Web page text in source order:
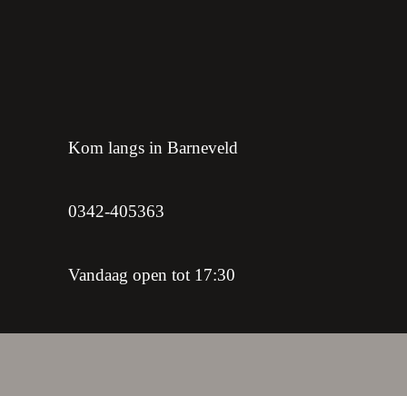
Kom langs in Barneveld
0342-405363
Vandaag open tot 17:30